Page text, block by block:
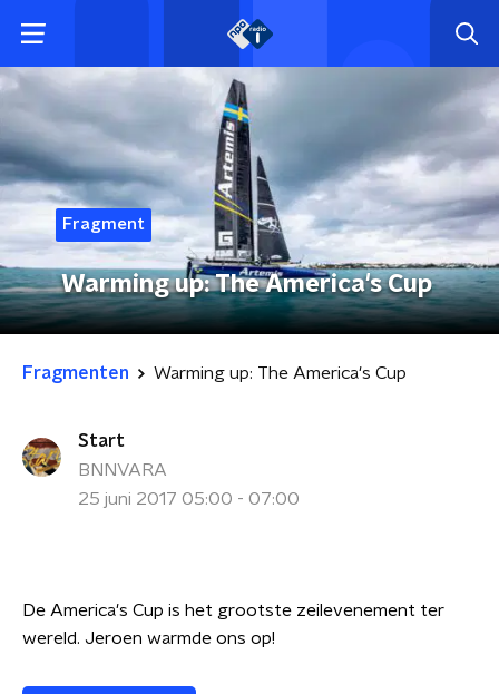
Fragment
Warming up: The America's Cup
Fragmenten Warming up: The America's Cup
Start
BNNVARA
25 juni 2017 05:00 - 07:00
De America's Cup is het grootste zeilevenement ter
wereld. Jeroen warmde ons op!